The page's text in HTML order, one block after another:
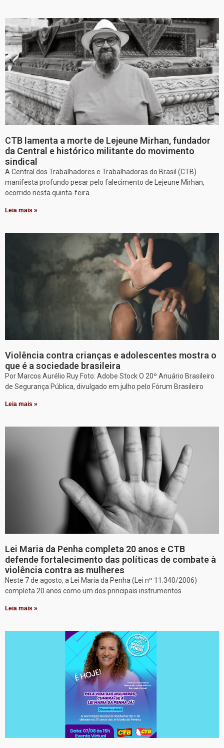
CTB lamenta a morte de Lejeune Mirhan, fundador
da Central e histórico militante do movimento
sindical
A Central dos Trabalhadores e Trabalhadoras do Brasil (CTB)
manifesta profundo pesar pelo falecimento de Lejeune Mirhan,
ocorrido nesta quinta-feira
Leia mais »
Violência contra crianças e adolescentes mostra o
que é a sociedade brasileira
Por Marcos Aurélio Ruy Foto: Adobe Stock O 20º Anuário Brasileiro
de Segurança Pública, divulgado em julho pelo Fórum Brasileiro
Leia mais »
Lei Maria da Penha completa 20 anos e CTB
defende fortalecimento das políticas de combate à
violência contra as mulheres
Neste 7 de agosto, a Lei Maria da Penha (Lei nº 11.340/2006)
completa 20 anos como um dos principais instrumentos
Leia mais »